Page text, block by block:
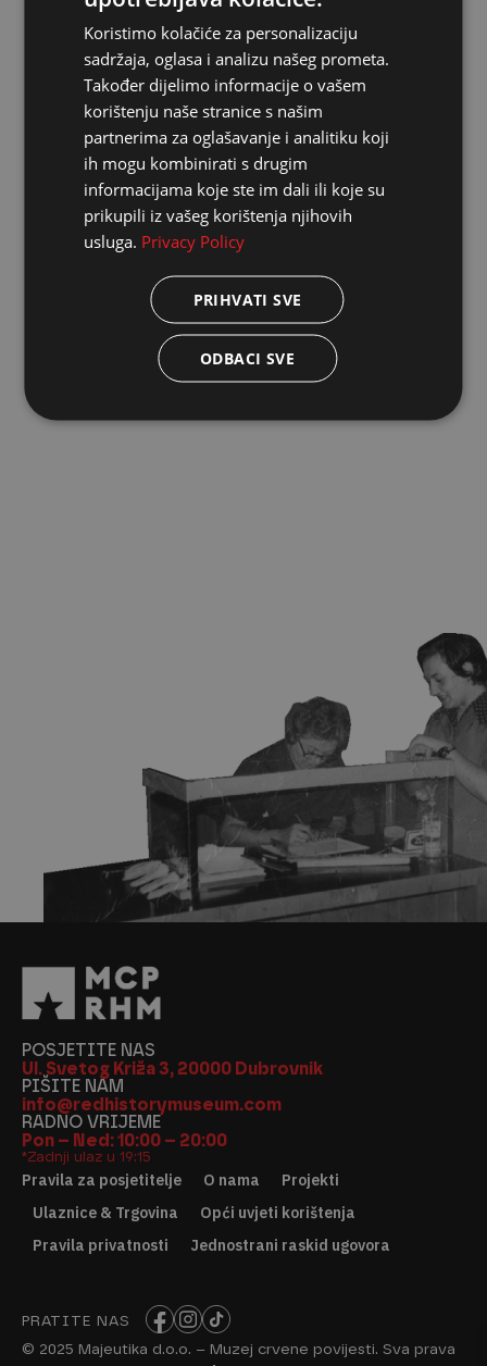
NAZIV POZIVA: Transformacija i jačanje
konkurentnosti kulturnih i kreativnih industrija,
Grupa B
KOD POZIVA: NPOO.C1.1.1.R6-I1.04
BROJ UGOVORA: NPOO.C1.1.1.R6-I1.04-V2.0246
POSJETITE NAS
Ul. Svetog Križa 3, 20000 Dubrovnik
PIŠITE NAM
info@redhistorymuseum.com
RADNO VRIJEME
Pon – Ned: 10:00 – 20:00
*Zadnji ulaz u 19:15
Pravila za posjetitelje O nama
Projekti
Ulaznice & Trgovina
Opći uvjeti korištenja
Pravila privatnosti
Jednostrani raskid ugovora
PRATITE NAS
© 2025 Majeutika d.o.o. – Muzej crvene povijesti. Sva prava
Koristimo kolačiće za personalizaciju
sadržaja, oglasa i analizu našeg prometa.
Također dijelimo informacije o vašem
korištenju naše stranice s našim
partnerima za oglašavanje i analitiku koji
ih mogu kombinirati s drugim
informacijama koje ste im dali ili koje su
prikupili iz vašeg korištenja njihovih
usluga. Privacy Policy
PRIHVATI SVE
ODBACI SVE